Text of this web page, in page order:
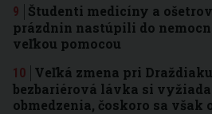
Študenti medicíny a
prázdnin nastúpili do
veľkou pomocou
Veľká zmena pri
bezbariérová lávka si
obmedzenia, čoskoro sa však